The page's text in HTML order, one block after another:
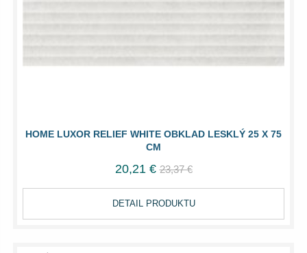
HOME LUXOR RELIEF WHITE OBKLAD LESKLÝ 25 X 75
CM
20,21 € 23,37 €
DETAIL PRODUKTU